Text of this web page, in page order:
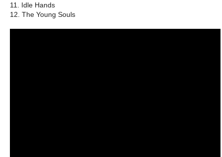
11. Idle Hands
12. The Young Souls